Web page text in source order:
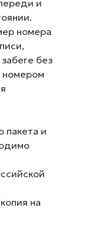
и
номера
без
номером
пакета и
на